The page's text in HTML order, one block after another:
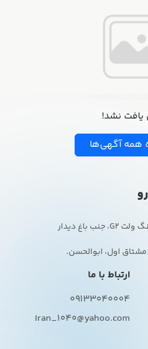
یافت نشد!
همه آگهی‌ها
اول، ابوالحسن.
ارتباط با ما
09133040004
Iran_1040@yahoo.com